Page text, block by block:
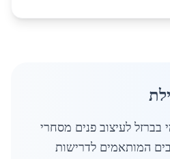
בברזל לעיצוב פנים מסחרי
המותאמים לדרישות